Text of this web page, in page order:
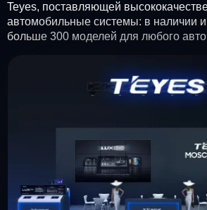
Teyes, поставляющей
автомобильные системы: в наличии
больше 300 моделей для любого